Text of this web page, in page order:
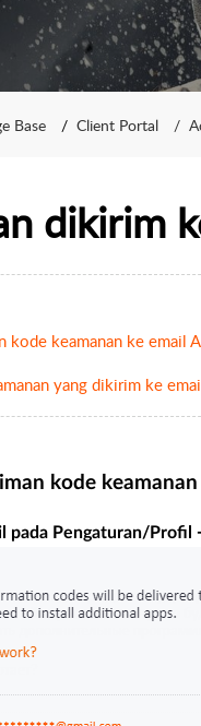
Base Client Portal
dikirim
keamanan ke email
yang dikirim ke
kode keamanan
pada Pengaturan/